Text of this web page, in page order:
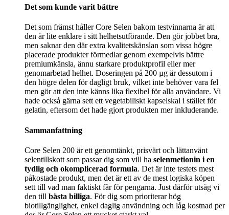
Det som kunde varit bättre
Det som främst håller Core Selen bakom testvinnarna är att
den är lite enklare i sitt helhetsutförande. Den gör jobbet bra,
men saknar den där extra kvalitetskänslan som vissa högre
placerade produkter förmedlar genom exempelvis bättre
premiumkänsla, ännu starkare produktprofil eller mer
genomarbetad helhet. Doseringen på 200 µg är dessutom i
den högre delen för dagligt bruk, vilket inte behöver vara fel
men gör att den inte känns lika flexibel för alla användare. Vi
hade också gärna sett ett vegetabiliskt kapselskal i stället för
gelatin, eftersom det hade gjort produkten mer inkluderande.
Sammanfattning
Core Selen 200 är ett genomtänkt, prisvärt och lättanvänt
selentillskott som passar dig som vill ha selenmetionin i en
tydlig och okomplicerad formula. Det är inte testets mest
påkostade produkt, men det är ett av de mest logiska köpen
sett till vad man faktiskt får för pengarna. Just därför utsåg vi
den till bästa billiga. För dig som prioriterar hög
biotillgänglighet, enkel daglig användning och låg kostnad per